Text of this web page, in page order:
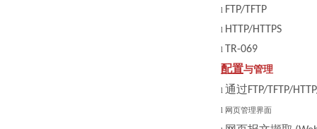
l FTP/TFTP
l HTTP/HTTPS
l TR-069
配置与管理
l 通过FTP/TFTP/
l 网页管理界面